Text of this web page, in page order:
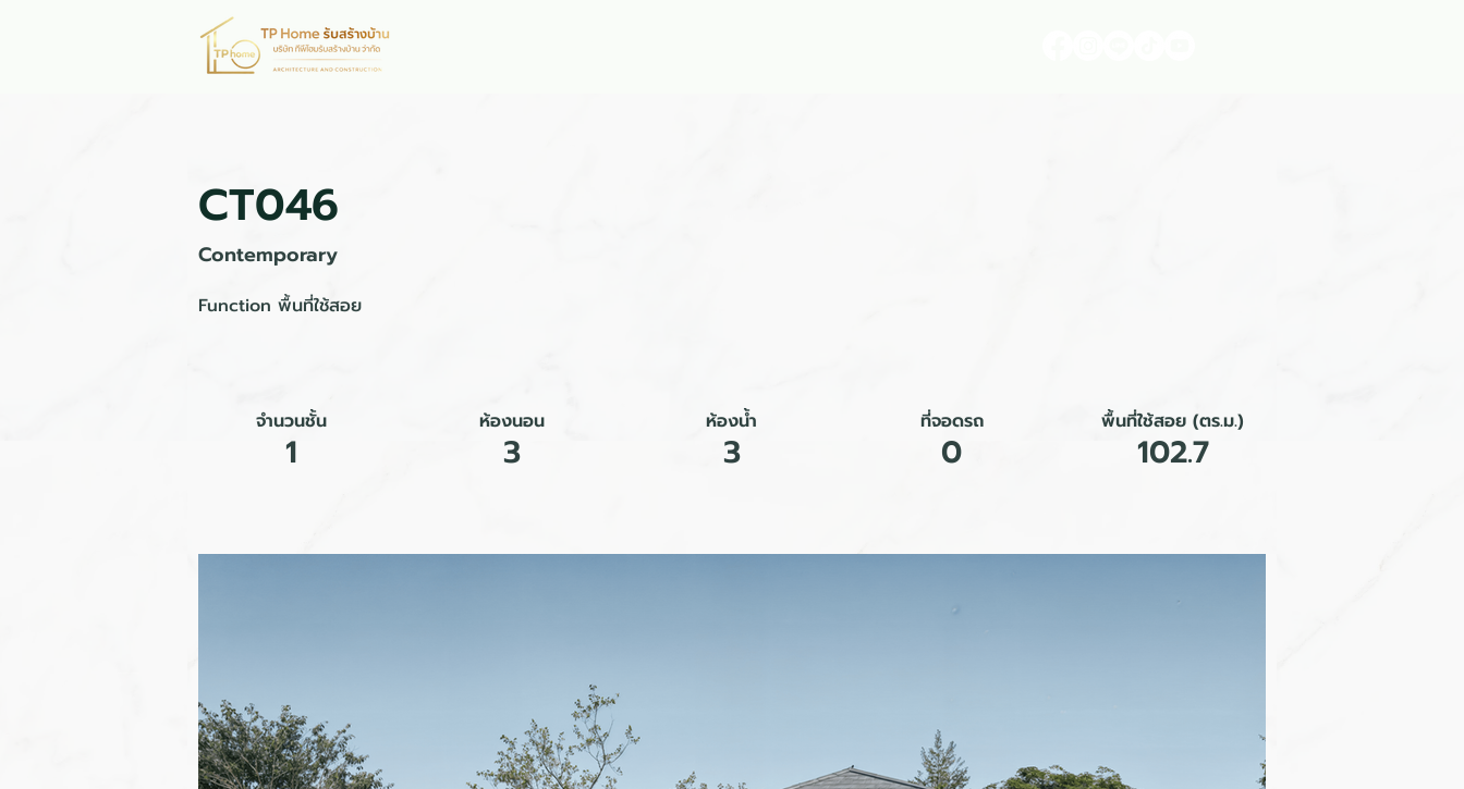
CT046
Contemporary
Function พื้นที่ใช้สอย
จำนวนชั้น
1
ห้องนอน
3
ห้องน้ำ
3
ที่จอดรถ
0
พื้นที่ใช้สอย (ตร.ม.)
102.7